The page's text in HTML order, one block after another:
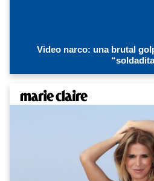
Video narco: una brutal